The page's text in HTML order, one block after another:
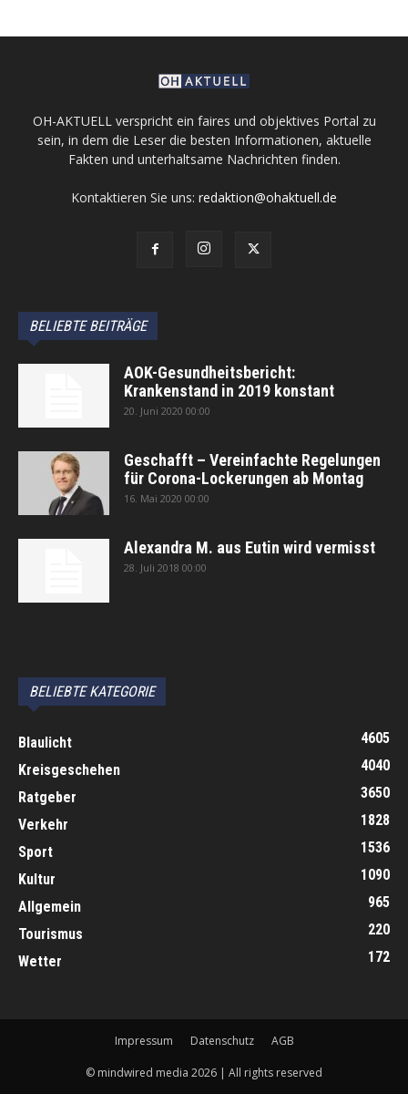
OH-AKTUELL verspricht ein faires und objektives Portal zu
sein, in dem die Leser die besten Informationen, aktuelle
Fakten und unterhaltsame Nachrichten finden.
Kontaktieren Sie uns: redaktion@ohaktuell.de
BELIEBTE BEITRÄGE
AOK-Gesundheitsbericht:
Krankenstand in 2019 konstant
20. Juni 2020 00:00
Geschafft – Vereinfachte Regelungen
für Corona-Lockerungen ab Montag
16. Mai 2020 00:00
Alexandra M. aus Eutin wird vermisst
28. Juli 2018 00:00
BELIEBTE KATEGORIE
Blaulicht
4605
Kreisgeschehen
4040
Ratgeber
3650
Verkehr
1828
Sport
1536
Kultur
1090
Allgemein
965
Tourismus
220
Wetter
172
Impressum Datenschutz AGB
© mindwired media 2026 | All rights reserved